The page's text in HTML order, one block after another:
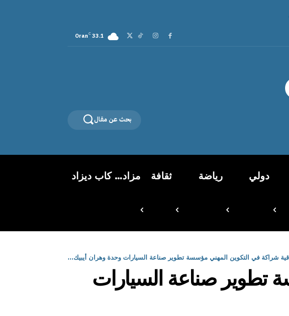
33.1
C
Oran
بحث عن مقال
دولي رياضة ثقافة مزاد… كاب ديزاد
شراكة في التكوين المهني مؤسسة تطوير صناعة السيارات وحدة وهران أيبيك...
تطوير صناعة السيارات